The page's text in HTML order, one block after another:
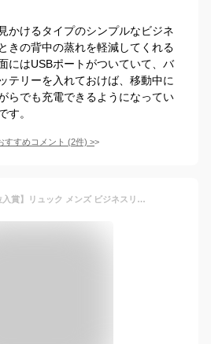
かけるタイプのシンプルなビジネ
きの背中の蒸れを軽減してくれる
にはUSBポートがついていて、バ
テリーを入れておけば、移動中に
らでも充電できるようになってい
す。
すすめコメント (2件) >
【楽天ランキング1位入賞】リュック メンズ ビジネスリュック リュックサック スクエアリュック 大容量 PCリュック USB充電ポート 黒 型崩れ防止(グレー921)